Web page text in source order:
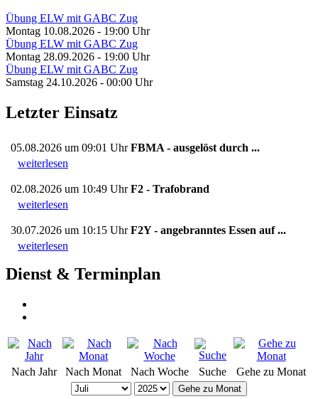
Übung ELW mit GABC Zug
Montag 10.08.2026 - 19:00 Uhr
Übung ELW mit GABC Zug
Montag 28.09.2026 - 19:00 Uhr
Übung ELW mit GABC Zug
Samstag 24.10.2026 - 00:00 Uhr
Letzter Einsatz
05.08.2026 um 09:01 UhrFBMA - ausgelöst durch ...
weiterlesen
02.08.2026 um 10:49 UhrF2 - Trafobrand
weiterlesen
30.07.2026 um 10:15 UhrF2Y - angebranntes Essen auf ...
weiterlesen
Dienst & Terminplan
Nach Jahr Nach Monat Nach Woche Suche Gehe zu Monat
Gehe zu Monat